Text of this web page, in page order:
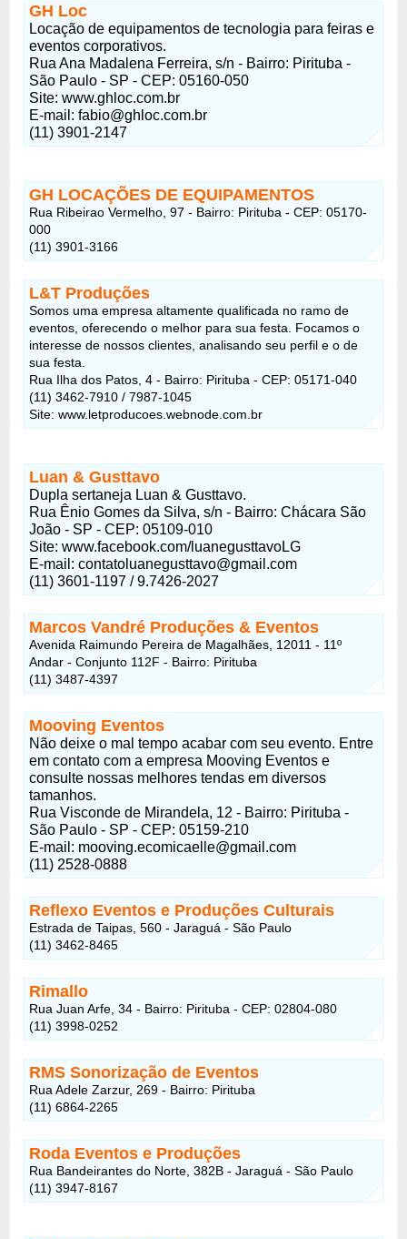
GH Loc
Locação de equipamentos de tecnologia para feiras e
eventos corporativos.
Rua Ana Madalena Ferreira, s/n - Bairro: Pirituba -
São Paulo - SP - CEP: 05160-050
Site: www.ghloc.com.br
E-mail: fabio@ghloc.com.br
(11) 3901-2147
GH LOCAÇÕES DE EQUIPAMENTOS
Rua Ribeirao Vermelho, 97 - Bairro: Pirituba - CEP: 05170-
000
(11) 3901-3166
L&T Produções
Somos uma empresa altamente qualificada no ramo de
eventos, oferecendo o melhor para sua festa. Focamos o
interesse de nossos clientes, analisando seu perfil e o de
sua festa.
Rua Ilha dos Patos, 4 - Bairro: Pirituba - CEP: 05171-040
(11) 3462-7910 / 7987-1045
Site: www.letproducoes.webnode.com.br
Luan & Gusttavo
Dupla sertaneja Luan & Gusttavo.
Rua Ênio Gomes da Silva, s/n - Bairro: Chácara São
João - SP - CEP: 05109-010
Site: www.facebook.com/luanegusttavoLG
E-mail: contatoluanegusttavo@gmail.com
(11) 3601-1197 / 9.7426-2027
Marcos Vandré Produções & Eventos
Avenida Raimundo Pereira de Magalhães, 12011 - 11º
Andar - Conjunto 112F - Bairro: Pirituba
(11) 3487-4397
Mooving Eventos
Não deixe o mal tempo acabar com seu evento. Entre
em contato com a empresa Mooving Eventos e
consulte nossas melhores tendas em diversos
tamanhos.
Rua Visconde de Mirandela, 12 - Bairro: Pirituba -
São Paulo - SP - CEP: 05159-210
E-mail: mooving.ecomicaelle@gmail.com
(11) 2528-0888
Reflexo Eventos e Produções Culturais
Estrada de Taipas, 560 - Jaraguá - São Paulo
(11) 3462-8465
Rimallo
Rua Juan Arfe, 34 - Bairro: Pirituba - CEP: 02804-080
(11) 3998-0252
RMS Sonorização de Eventos
Rua Adele Zarzur, 269 - Bairro: Pirituba
(11) 6864-2265
Roda Eventos e Produções
Rua Bandeirantes do Norte, 382B - Jaraguá - São Paulo
(11) 3947-8167